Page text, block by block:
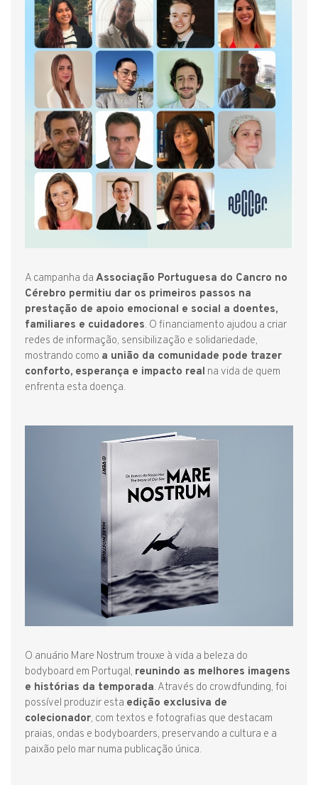
A campanha da Associação Portuguesa do Cancro no
Cérebro permitiu dar os primeiros passos na
prestação de apoio emocional e social a doentes,
familiares e cuidadores. O financiamento ajudou a criar
redes de informação, sensibilização e solidariedade,
mostrando como a união da comunidade pode trazer
conforto, esperança e impacto real na vida de quem
enfrenta esta doença.
O anuário Mare Nostrum trouxe à vida a beleza do
bodyboard em Portugal, reunindo as melhores imagens
e histórias da temporada. Através do crowdfunding, foi
possível produzir esta edição exclusiva de
colecionador, com textos e fotografias que destacam
praias, ondas e bodyboarders, preservando a cultura e a
paixão pelo mar numa publicação única.